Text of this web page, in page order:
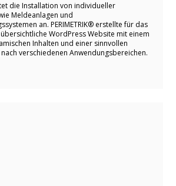
die Installation von individueller
Meldeanlagen und
an. PERIMETRIK® erstellte für das
WordPress Website mit einem
Inhalten und einer sinnvollen
verschiedenen Anwendungsbereichen.